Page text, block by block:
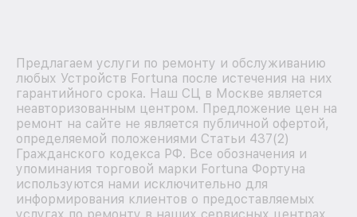
Предлагаем услуги по ремонту и обслуживанию
любых Устройств Fortuna после истечения на них
гарантийного срока. Наш СЦ в Москве является
неавторизованным центром. Предложение цен на
ремонт на сайте не является публичной офертой,
определяемой положениями Статьи 437(2)
Гражданского кодекса РФ. Все обозначения и
упоминания торговой марки Fortuna Фортуна
используются нами исключительно для
информирования клиентов о предоставляемых